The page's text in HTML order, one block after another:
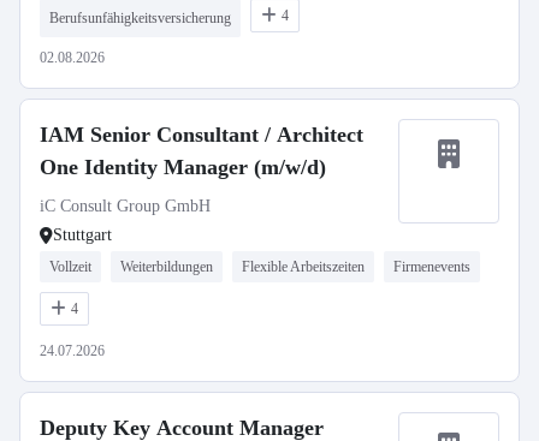
Berufsunfähigkeitsversicherung 4
02.08.2026
IAM Senior Consultant / Architect
One Identity Manager (m/w/d)
iC Consult Group GmbH
Stuttgart
Vollzeit Weiterbildungen Flexible Arbeitszeiten Firmenevents
4
24.07.2026
Deputy Key Account Manager